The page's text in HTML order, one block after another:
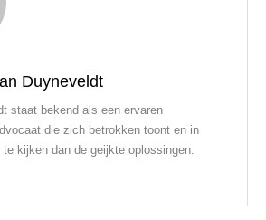
Duyneveldt
staat bekend als een ervaren
die zich betrokken toont en in
kijken dan de geijkte oplossingen.